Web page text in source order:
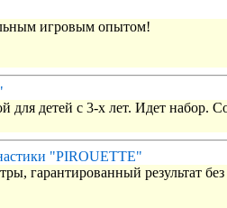
игровым опытом!
для детей с 3-х лет. Идет набор.
"PIROUETTE"
гарантированный результат